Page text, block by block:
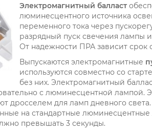
Электромагнитный балласт
люминесцентного источника
переменного тока через
разрядный пуск свечения лампы
От надежности ПРА зависит срок
Выпускаются электромагнитные
используются совместно со
без них. Электромагнитный
с люминесцентной лампой.
дросселем для ламп дневного
на стандартные
превышать 3 секунды.